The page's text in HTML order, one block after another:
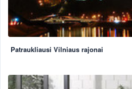
Patraukliausi Vilniaus rajonai